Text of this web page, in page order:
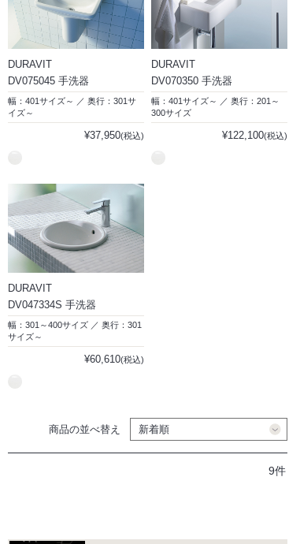
DURAVIT
DV075045 手洗器
幅：401サイズ～ ／ 奥行：301サ
イズ～
¥37,950(税込)
DURAVIT
DV070350 手洗器
幅：401サイズ～ ／ 奥行：201～
300サイズ
¥122,100(税込)
DURAVIT
DV047334S 手洗器
幅：301～400サイズ ／ 奥行：301
サイズ～
¥60,610(税込)
商品の並べ替え
9件